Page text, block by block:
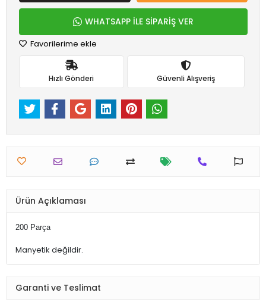
WHATSAPP İLE SİPARİŞ VER
Favorilerime ekle
Hızlı Gönderi Güvenli Alışveriş
Ürün Açıklaması
200 Parça
Manyetik değildir.
Garanti ve Teslimat